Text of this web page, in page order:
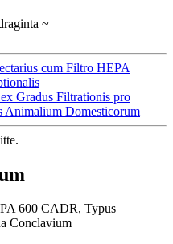
~
cum Filtro HEPA
Gradus Filtrationis pro
Animalium Domesticorum